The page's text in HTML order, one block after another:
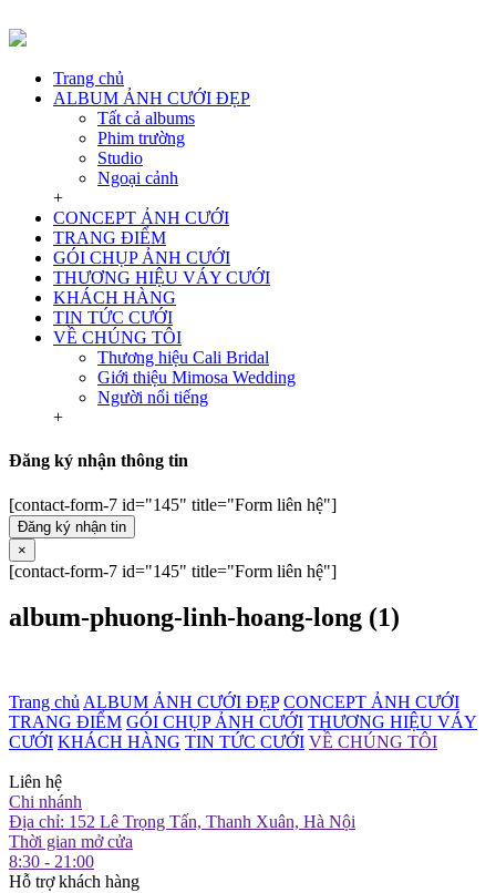
Trang chủ
ALBUM ẢNH CƯỚI ĐẸP
Tất cả albums
Phim trường
Studio
Ngoại cảnh
+
CONCEPT ẢNH CƯỚI
TRANG ĐIỂM
GÓI CHỤP ẢNH CƯỚI
THƯƠNG HIỆU VÁY CƯỚI
KHÁCH HÀNG
TIN TỨC CƯỚI
VỀ CHÚNG TÔI
Thương hiệu Cali Bridal
Giới thiệu Mimosa Wedding
Người nổi tiếng
+
Đăng ký nhận thông tin
[contact-form-7 id="145" title="Form liên hệ"]
Đăng ký nhận tin
×
[contact-form-7 id="145" title="Form liên hệ"]
album-phuong-linh-hoang-long (1)
Trang chủ ALBUM ẢNH CƯỚI ĐẸP CONCEPT ẢNH CƯỚI
TRANG ĐIỂM GÓI CHỤP ẢNH CƯỚI THƯƠNG HIỆU VÁY
CƯỚI KHÁCH HÀNG TIN TỨC CƯỚI VỀ CHÚNG TÔI
Liên hệ
Chi nhánh
Địa chỉ: 152 Lê Trọng Tấn, Thanh Xuân, Hà Nội
Thời gian mở cửa
8:30 - 21:00
Hỗ trợ khách hàng